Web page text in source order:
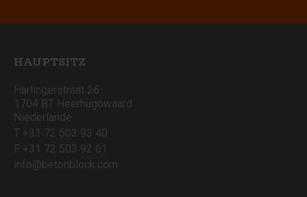
HAUPTSITZ
Harlingerstraat 26
1704 BT Heerhugowaard
Niederlande
T +31 72 503 93 40
F +31 72 503 92 61
info@betonblock.com